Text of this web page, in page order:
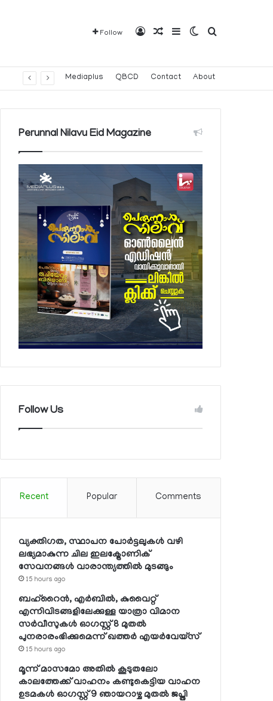
Follow Log InRandom Article
SidebarSwitch skin
Search for
Mediaplus QBCD Contact About
Perunnal Nilavu Eid Magazine
Follow Us
Recent Popular Comments
വ്യക്തിഗത, സ്ഥാപന പോര്‍ട്ടലുകള്‍ വഴി
ലഭ്യമാകുന്ന ചില ഇലക്ട്രോണിക്
സേവനങ്ങള്‍ വാരാന്ത്യത്തില്‍ മുടങ്ങും
15 hours ago
ബഹ്റൈന്‍, എര്‍ബില്‍, കുവൈറ്റ്
എന്നിവിടങ്ങളിലേക്കുള്ള യാത്രാ വിമാന
സര്‍വീസുകള്‍ ഓഗസ്റ്റ് 8 മുതല്‍
പുനരാരംഭിക്കുമെന്ന് ഖത്തര്‍ എയര്‍വേയ്സ്
15 hours ago
മൂന്ന് മാസമോ അതില്‍ കൂടുതലോ
കാലത്തേക്ക് വാഹനം കണ്ടുകെട്ടിയ വാഹന
ഉടമകള്‍ ഓഗസ്റ്റ് 9 ഞായറാഴ്ച മുതല്‍ ജപ്തി